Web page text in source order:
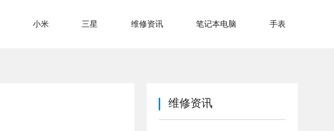
小米 三星 维修资讯 笔记本电脑 手表
维修资讯